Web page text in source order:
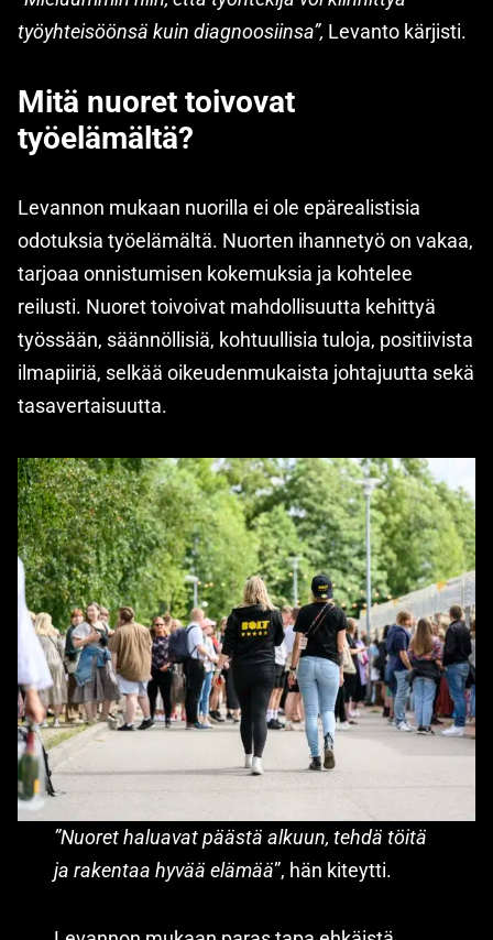
työyhteisöönsä kuin diagnoosiinsa”, Levanto kärjisti.
Mitä nuoret toivovat
työelämältä?
Levannon mukaan nuorilla ei ole epärealistisia
odotuksia työelämältä. Nuorten ihannetyö on vakaa,
tarjoaa onnistumisen kokemuksia ja kohtelee
reilusti. Nuoret toivoivat mahdollisuutta kehittyä
työssään, säännöllisiä, kohtuullisia tuloja, positiivista
ilmapiiriä, selkää oikeudenmukaista johtajuutta sekä
tasavertaisuutta.
”Nuoret haluavat päästä alkuun, tehdä töitä
ja rakentaa hyvää elämää”, hän kiteytti.